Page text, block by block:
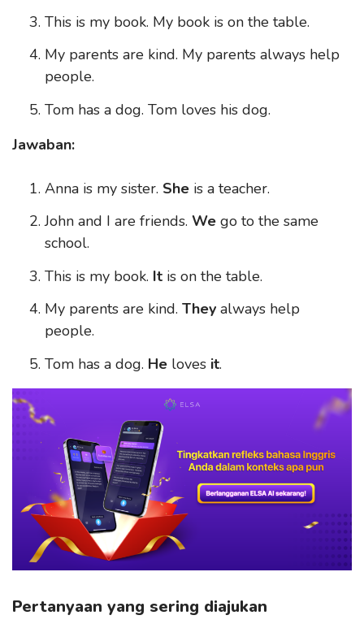
This is my book. My book is on the table.
My parents are kind. My parents always help
people.
Tom has a dog. Tom loves his dog.
Jawaban:
Anna is my sister. She is a teacher.
John and I are friends. We go to the same
school.
This is my book. It is on the table.
My parents are kind. They always help
people.
Tom has a dog. He loves it.
Pertanyaan yang sering diajukan